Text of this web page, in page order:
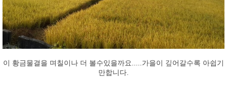
이 황금물결을 며칠이나 더 볼수있을까요.....가을이 깊어갈수록 아쉽기
만합니다.